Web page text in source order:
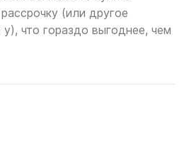
(или другое
что гораздо выгоднее, чем